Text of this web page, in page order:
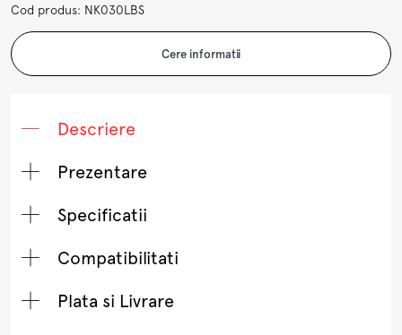
Cod produs: NK030LBS
Cere informatii
Descriere
Prezentare
Specificatii
Compatibilitati
Plata si Livrare